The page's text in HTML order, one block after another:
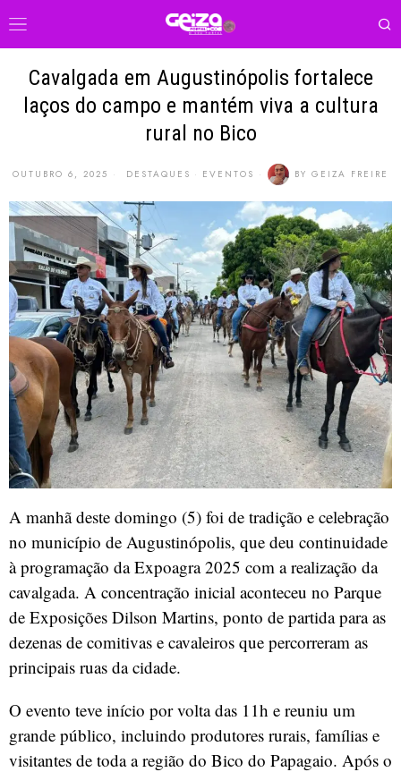
Cavalgada em Augustinópolis fortalece
laços do campo e mantém viva a cultura
rural no Bico
OUTUBRO 6, 2025 DESTAQUES · EVENTOS BY GEIZA FREIRE
A manhã deste domingo (5) foi de tradição e celebração
no município de Augustinópolis, que deu continuidade
à programação da Expoagra 2025 com a realização da
cavalgada. A concentração inicial aconteceu no Parque
de Exposições Dilson Martins, ponto de partida para as
dezenas de comitivas e cavaleiros que percorreram as
principais ruas da cidade.
O evento teve início por volta das 11h e reuniu um
grande público, incluindo produtores rurais, famílias e
visitantes de toda a região do Bico do Papagaio. Após o